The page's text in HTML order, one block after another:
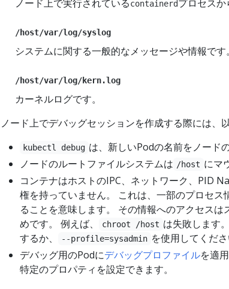
ノード上で実行されているcontainerdプロセスか
/host/var/log/syslog
システムに関する一般的なメッセージや情報です。
/host/var/log/kern.log
カーネルログです。
ノード上でデバッグセッションを作成する際には、
kubectl debug は、新しいPodの名前をノード
ノードのルートファイルシステムは /host にマ
コンテナはホストのIPC、ネットワーク、PID
権を持っていません。 これは、一部のプロセ
ることを意味します。 その情報へのアクセス
めです。 例えば、
chroot /host は失敗します
するか、
--profile=sysadmin を使用してくださ
デバッグ用のPodにデバッグプロファイルを適
特定のプロパティを設定できます。